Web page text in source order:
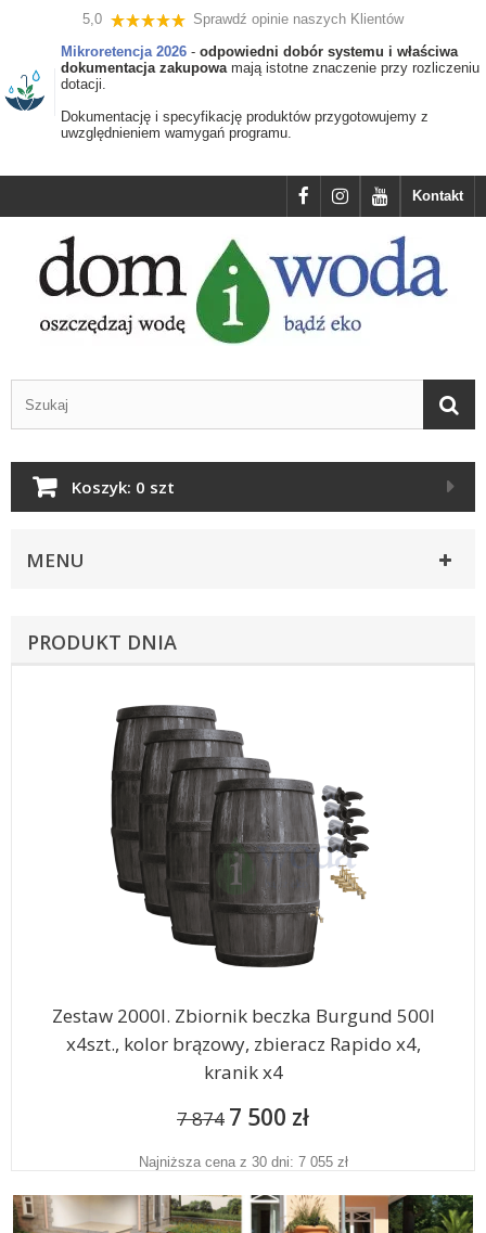
5,0
Sprawdź opinie naszych Klientów
Mikroretencja 2026 - odpowiedni dobór systemu i właściwa
dokumentacja zakupowamają istotne znaczenie przy rozliczeniu
dotacji.
Dokumentację i specyfikację produktów przygotowujemy z
uwzględnieniem wamygań programu.
Kontakt
Koszyk: 0 szt
MENU
PRODUKT DNIA
Zestaw 2000l. Zbiornik beczka Burgund 500l
x4szt., kolor brązowy, zbieracz Rapido x4,
kranik x4
7 874 7 500 zł
Najniższa cena z 30 dni: 7 055 zł